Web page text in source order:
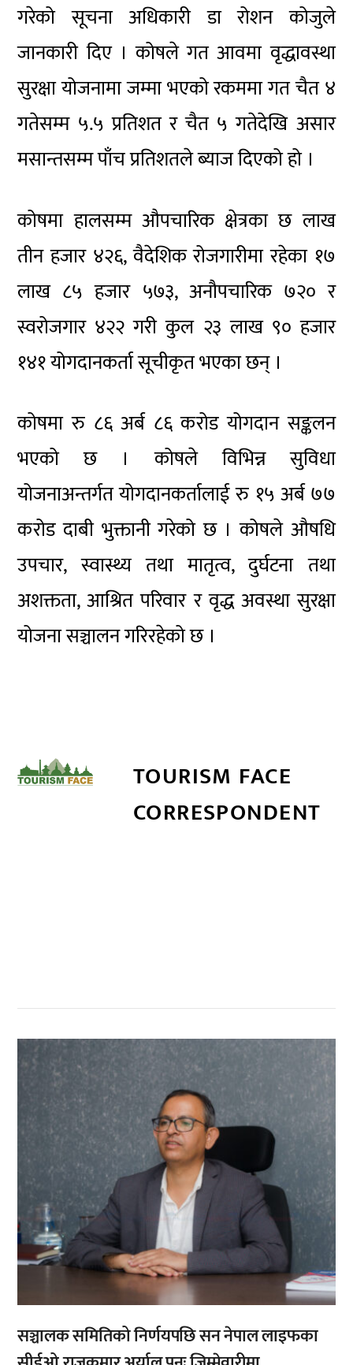
गरेको सूचना अधिकारी डा रोशन कोजुले
जानकारी दिए । कोषले गत आवमा वृद्धावस्था
सुरक्षा योजनामा जम्मा भएको रकममा गत चैत ४
गतेसम्म ५.५ प्रतिशत र चैत ५ गतेदेखि असार
मसान्तसम्म पाँच प्रतिशतले ब्याज दिएको हो ।
कोषमा हालसम्म औपचारिक क्षेत्रका छ लाख
तीन हजार ४२६, वैदेशिक रोजगारीमा रहेका १७
लाख ८५ हजार ५७३, अनौपचारिक ७२० र
स्वरोजगार ४२२ गरी कुल २३ लाख ९० हजार
१४१ योगदानकर्ता सूचीकृत भएका छन् ।
कोषमा रु ८६ अर्ब ८६ करोड योगदान सङ्कलन
भएको छ । कोषले विभिन्न सुविधा
योजनाअन्तर्गत योगदानकर्तालाई रु १५ अर्ब ७७
करोड दाबी भुक्तानी गरेको छ । कोषले औषधि
उपचार, स्वास्थ्य तथा मातृत्व, दुर्घटना तथा
अशक्तता, आश्रित परिवार र वृद्ध अवस्था सुरक्षा
योजना सञ्चालन गरिरहेको छ ।
TOURISM FACE
CORRESPONDENT
सञ्चालक समितिको निर्णयपछि सन नेपाल लाइफका